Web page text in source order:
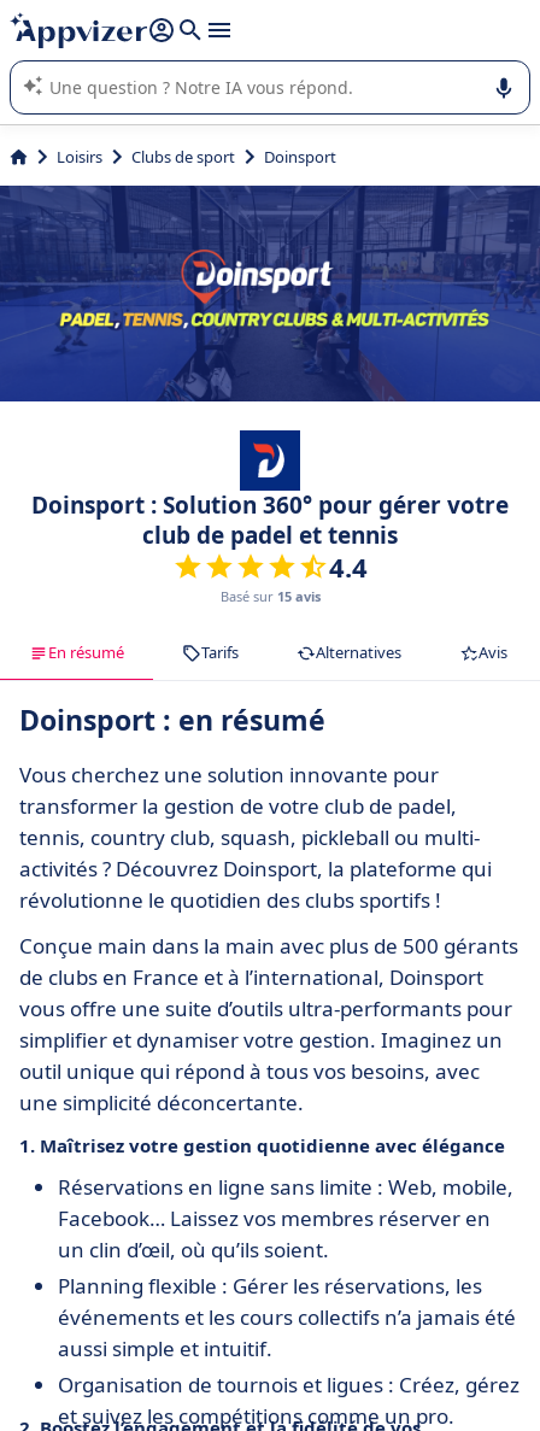
répondre (plusieurs lignes avec
L'IA de Appvizer vous guide dans l'utilisation ou la sélection de
logiciel SaaS en entreprise.
Loisirs Clubs de sport Doinsport
Doinsport : Solution 360° pour gérer votre
club de padel et tennis
4.4
Basé sur 15 avis
En résumé Tarifs Alternatives Avis
Doinsport : en résumé
Vous cherchez une solution innovante pour
transformer la gestion de votre club de padel,
tennis, country club, squash, pickleball ou multi-
activités ? Découvrez Doinsport, la plateforme qui
révolutionne le quotidien des clubs sportifs !
Conçue main dans la main avec plus de 500 gérants
de clubs en France et à l’international, Doinsport
vous offre une suite d’outils ultra-performants pour
simplifier et dynamiser votre gestion. Imaginez un
outil unique qui répond à tous vos besoins, avec
une simplicité déconcertante.
1. Maîtrisez votre gestion quotidienne avec élégance
Réservations en ligne sans limite : Web, mobile,
Facebook… Laissez vos membres réserver en
un clin d’œil, où qu’ils soient.
Planning flexible : Gérer les réservations, les
événements et les cours collectifs n’a jamais été
aussi simple et intuitif.
Organisation de tournois et ligues : Créez, gérez
et suivez les compétitions comme un pro.